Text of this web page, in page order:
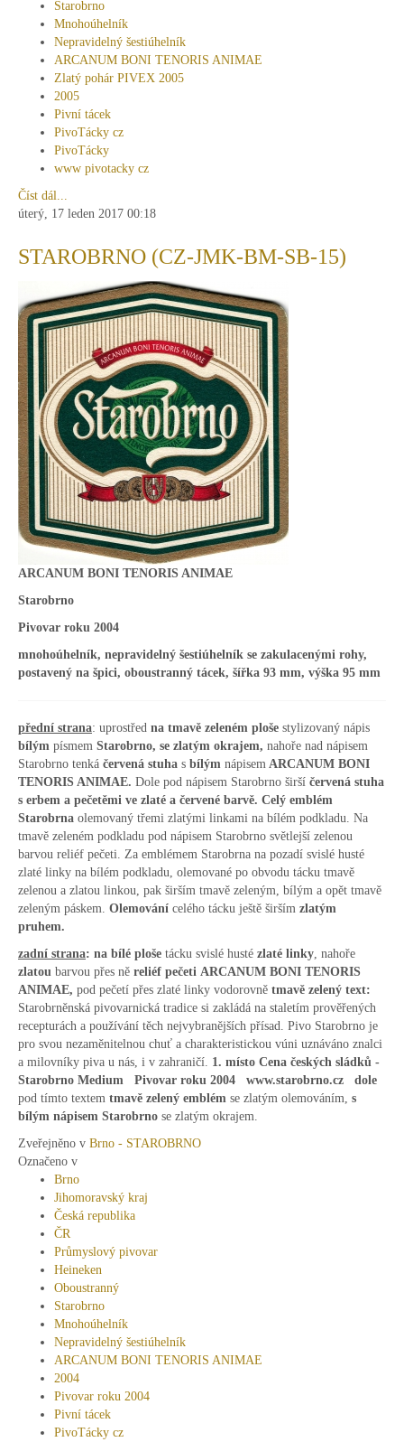
Starobrno
Mnohoúhelník
Nepravidelný šestiúhelník
ARCANUM BONI TENORIS ANIMAE
Zlatý pohár PIVEX 2005
2005
Pivní tácek
PivoTácky cz
PivoTácky
www pivotacky cz
Číst dál...
úterý, 17 leden 2017 00:18
STAROBRNO (CZ-JMK-BM-SB-15)
ARCANUM BONI TENORIS ANIMAE
Starobrno
Pivovar roku 2004
mnohoúhelník, nepravidelný šestiúhelník se zakulacenými rohy,
postavený na špici, oboustranný tácek, šířka 93 mm, výška 95 mm
přední strana: uprostřed na tmavě zeleném ploše stylizovaný nápis
bílým písmem Starobrno, se zlatým okrajem, nahoře nad nápisem
Starobrno tenká červená stuha s bílým nápisem ARCANUM BONI
TENORIS ANIMAE. Dole pod nápisem Starobrno širší červená stuha
s erbem a pečetěmi ve zlaté a červené barvě. Celý emblém
Starobrna olemovaný třemi zlatými linkami na bílém podkladu. Na
tmavě zeleném podkladu pod nápisem Starobrno světlejší zelenou
barvou reliéf pečeti. Za emblémem Starobrna na pozadí svislé husté
zlaté linky na bílém podkladu, olemované po obvodu tácku tmavě
zelenou a zlatou linkou, pak širším tmavě zeleným, bílým a opět tmavě
zeleným páskem. Olemování celého tácku ještě širším zlatým
pruhem.
zadní strana: na bílé ploše tácku svislé husté zlaté linky , nahoře
zlatou barvou přes ně reliéf pečeti ARCANUM BONI TENORIS
ANIMAE, pod pečetí přes zlaté linky vodorovně tmavě zelený text:
Starobrněnská pivovarnická tradice si zakládá na staletím prověřených
recepturách a používání těch nejvybranějších přísad. Pivo Starobrno je
pro svou nezaměnitelnou chuť a charakteristickou vúni uznáváno znalci
a milovníky piva u nás, i v zahraničí. 1. místo Cena českých sládků -
Starobrno Medium Pivovar roku 2004 www.starobrno.cz
dole
pod tímto textem tmavě zelený emblém se zlatým olemováním, s
bílým nápisem Starobrno se zlatým okrajem.
Zveřejněno v Brno - STAROBRNO
Označeno v
Brno
Jihomoravský kraj
Česká republika
ČR
Průmyslový pivovar
Heineken
Oboustranný
Starobrno
Mnohoúhelník
Nepravidelný šestiúhelník
ARCANUM BONI TENORIS ANIMAE
2004
Pivovar roku 2004
Pivní tácek
PivoTácky cz